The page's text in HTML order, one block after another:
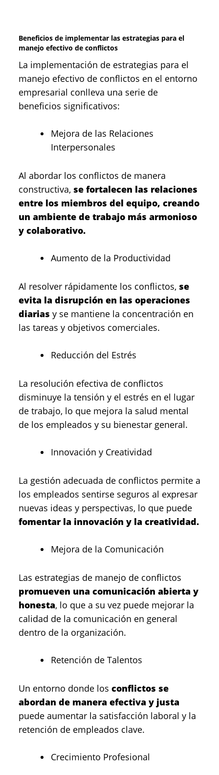
Beneficios de implementar las estrategias para el
manejo efectivo de conflictos
La implementación de estrategias para el
manejo efectivo de conflictos en el entorno
empresarial conlleva una serie de
beneficios significativos:
Mejora de las Relaciones
Interpersonales
Al abordar los conflictos de manera
constructiva, se fortalecen las relaciones
entre los miembros del equipo, creando
un ambiente de trabajo más armonioso
y colaborativo.
Aumento de la Productividad
Al resolver rápidamente los conflictos, se
evita la disrupción en las operaciones
diarias y se mantiene la concentración en
las tareas y objetivos comerciales.
Reducción del Estrés
La resolución efectiva de conflictos
disminuye la tensión y el estrés en el lugar
de trabajo, lo que mejora la salud mental
de los empleados y su bienestar general.
Innovación y Creatividad
La gestión adecuada de conflictos permite a
los empleados sentirse seguros al expresar
nuevas ideas y perspectivas, lo que puede
fomentar la innovación y la creatividad.
Mejora de la Comunicación
Las estrategias de manejo de conflictos
promueven una comunicación abierta y
honesta, lo que a su vez puede mejorar la
calidad de la comunicación en general
dentro de la organización.
Retención de Talentos
Un entorno donde los conflictos se
abordan de manera efectiva y justa
puede aumentar la satisfacción laboral y la
retención de empleados clave.
Crecimiento Profesional